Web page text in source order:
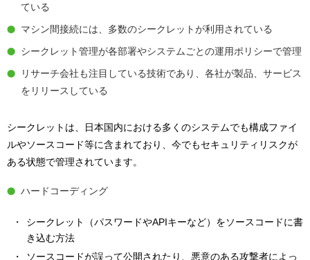
ている
マシン間接続には、多数のシークレットが利用されている
シークレット管理が各部署やシステムごとの運用ポリシーで管理
リサーチ会社も注目している技術であり、各社が製品、サービス
をリリースしている
シークレットは、日本国内における多くのシステムでも構成ファイ
ルやソースコード等に含まれており、今でもセキュリティリスクが
ある状態で管理されています。
ハードコーディング
シークレット（パスワードやAPIキーなど）をソースコードに書
き込む方法
ソースコードが誤って公開されたり、悪意のある攻撃者によっ